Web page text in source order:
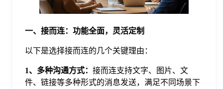
一、接而连：功能全面，灵活定制
以下是选择接而连的几个关键理由：
1、多种沟通方式： 接而连支持文字、图片、文
件、链接等多种形式的消息发送，满足不同场景下